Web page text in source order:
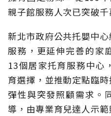
親子館服務人次已突破
新北市政府公共托嬰中
服務，更延伸完善的家
13個居家托育服務中心
育選擇，並推動定點臨
彈性與突發照顧需求。
導，由專業育兒達人示